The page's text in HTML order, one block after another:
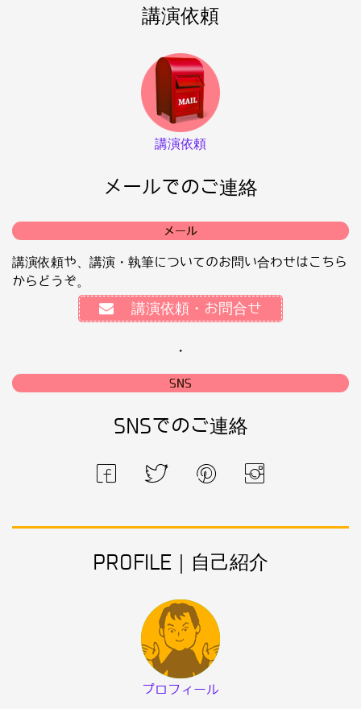
講演依頼
講演依頼
メールでのご連絡
メール
講演依頼や、講演・執筆についてのお問い合わせはこちら
からどうぞ。
講演依頼・お問合せ
・
SNS
SNSでのご連絡
PROFILE｜自己紹介
プロフィール